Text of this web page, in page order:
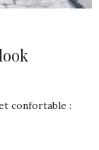
confortable :